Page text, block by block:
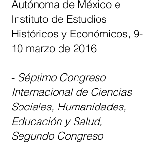
Autónoma de México e
Instituto de Estudios
Históricos y Económicos, 9-
10 marzo de 2016
- Séptimo Congreso
Internacional de Ciencias
Sociales, Humanidades,
Educación y Salud,
Segundo Congreso